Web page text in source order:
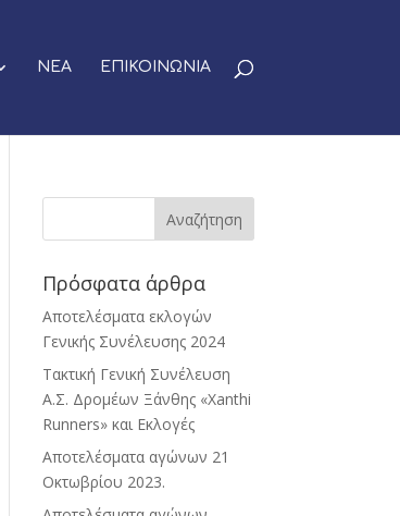
ΝΕΑ ΕΠΙΚΟΙΝΩΝΙΑ
Πρόσφατα άρθρα
Αποτελέσματα εκλογών
Γενικής Συνέλευσης 2024
Τακτική Γενική Συνέλευση
Α.Σ. Δρομέων Ξάνθης «Xanthi
Runners» και Εκλογές
Αποτελέσματα αγώνων 21
Οκτωβρίου 2023.